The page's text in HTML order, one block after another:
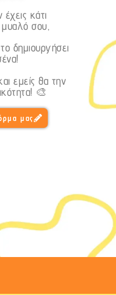
κάτι
σου,
δημιουργήσει
εμείς θα την
🎨
μας